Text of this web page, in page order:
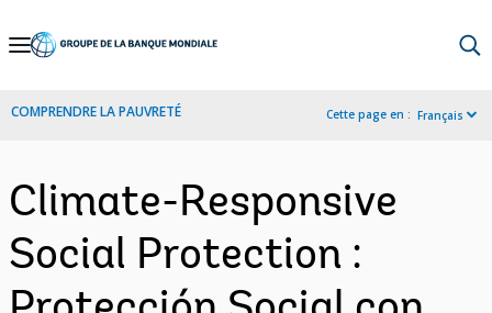
Skip
Navigation
COMPRENDRE LA PAUVRETÉ Cette page en : Français
Climate-Responsive
Social Protection :